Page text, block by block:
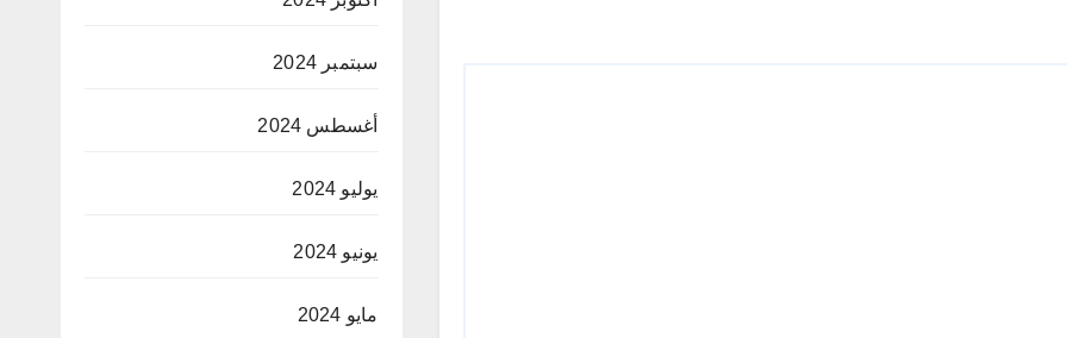
سبتمبر 2024
أغسطس 2024
يوليو 2024
يونيو 2024
مايو 2024